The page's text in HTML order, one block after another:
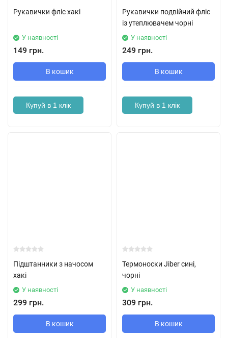
Рукавички фліс хакі
У наявності
149 грн.
В кошик
Купуй в 1 клік
Рукавички подвійний фліс
із утеплювачем чорні
У наявності
249 грн.
В кошик
Купуй в 1 клік
Підштанники з начосом
хакі
У наявності
299 грн.
В кошик
Термоноски Jiber сині,
чорні
У наявності
309 грн.
В кошик